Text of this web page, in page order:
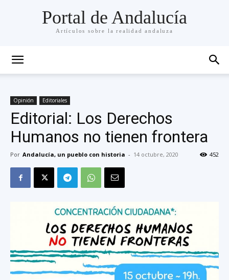
Portal de Andalucía
Artículos sobre la realidad andaluza
Opinión Editoriales
Editorial: Los Derechos
Humanos no tienen frontera
Por Andalucía, un pueblo con historia - 14 octubre, 2020 452